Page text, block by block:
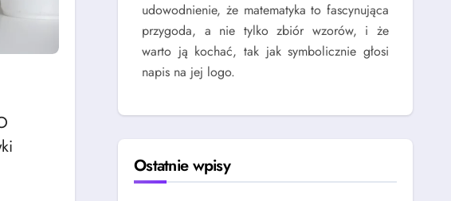
udowodnienie, że matematyka to fascynująca
przygoda, a nie tylko zbiór wzorów, i że
warto ją kochać, tak jak symbolicznie głosi
napis na jej logo.
Ostatnie wpisy